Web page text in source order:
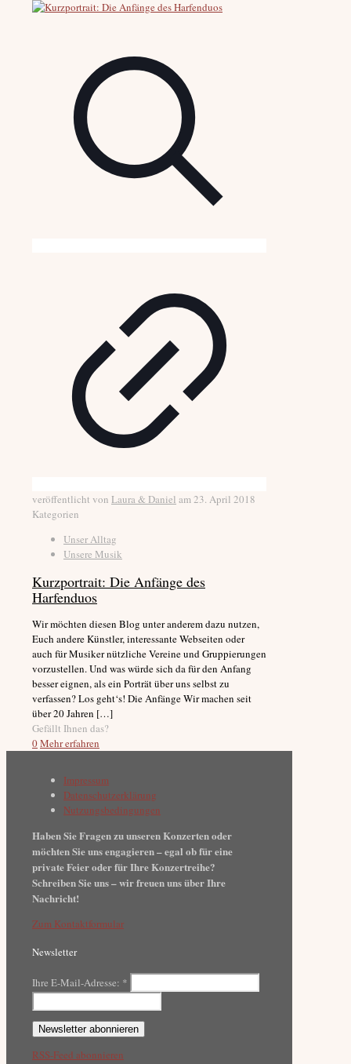
veröffentlicht von Laura & Daniel am23. April 2018
Kategorien
Unser Alltag
Unsere Musik
Kurzportrait: Die Anfänge des
Harfenduos
Wir möchten diesen Blog unter anderem dazu nutzen,
Euch andere Künstler, interessante Webseiten oder
auch für Musiker nützliche Vereine und Gruppierungen
vorzustellen. Und was würde sich da für den Anfang
besser eignen, als ein Porträt über uns selbst zu
verfassen? Los geht‘s! Die Anfänge Wir machen seit
über 20 Jahren […]
Gefällt Ihnen das?
0Mehr erfahren
Impressum
Datenschutzerklärung
Nutzungsbedingungen
Haben Sie Fragen zu unseren Konzerten oder
möchten Sie uns engagieren – egal ob für eine
private Feier oder für Ihre Konzertreihe?
Schreiben Sie uns – wir freuen uns über Ihre
Nachricht!
Zum Kontaktformular
Newsletter
Ihre E-Mail-Adresse: *
RSS-Feed abonnieren